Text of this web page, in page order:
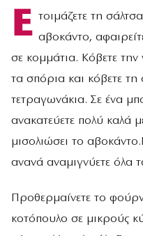
Ε τοιμάζετε τη
αβοκάντο,
σε κομμάτια. Κόβετε
τα σπόρια και κόβετε
τετραγωνάκια. Σε ένα
ανακατεύετε πολύ καλά
μισολιώσει το
ανανά αναμιγνύετε όλα
Προθερμαίνετε το
κοτόπουλο σε μικρούς